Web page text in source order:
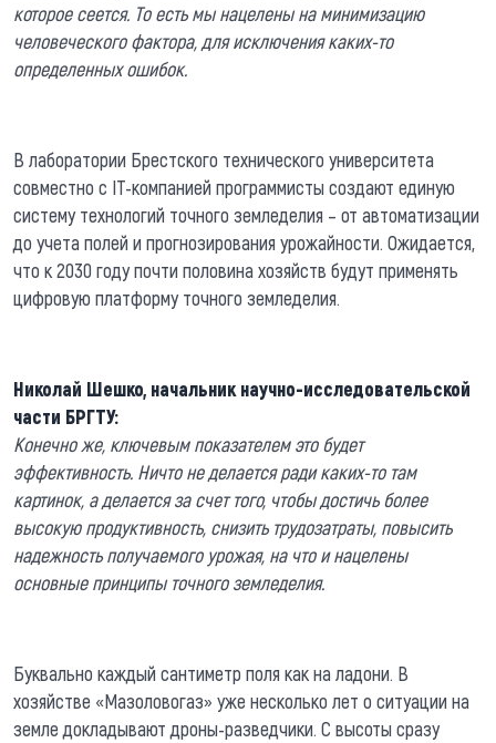
которое сеется. То есть мы нацелены на минимизацию
человеческого фактора, для исключения каких-то
определенных ошибок.
В лаборатории Брестского технического университета
совместно с IT-компанией программисты создают единую
систему технологий точного земледелия – от автоматизации
до учета полей и прогнозирования урожайности. Ожидается,
что к 2030 году почти половина хозяйств будут применять
цифровую платформу точного земледелия.
Николай Шешко, начальник научно-исследовательской
части БРГТУ:
Конечно же, ключевым показателем это будет
эффективность. Ничто не делается ради каких-то там
картинок, а делается за счет того, чтобы достичь более
высокую продуктивность, снизить трудозатраты, повысить
надежность получаемого урожая, на что и нацелены
основные принципы точного земледелия.
Буквально каждый сантиметр поля как на ладони. В
хозяйстве «Мазоловогаз» уже несколько лет о ситуации на
земле докладывают дроны-разведчики. С высоты сразу